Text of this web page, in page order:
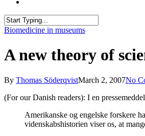
Close
Biomedicine in museums
A new theory of
By Thomas SöderqvistMarch 2, 2007No
(For our Danish readers): I en
Amerikanske og engelske forskere
videnskabshistorien viser os, at